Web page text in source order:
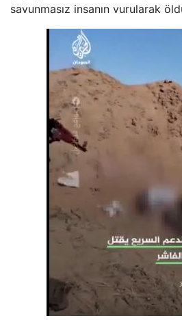
savunmasız insanın vurularak